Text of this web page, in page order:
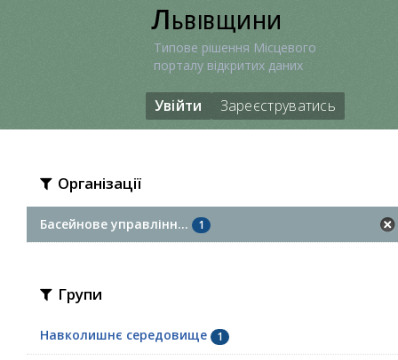
Львівщини
Типове рішення Місцевого
порталу відкритих даних
Увійти Зареєструватись
Організації
Басейнове управлінн... 1
Групи
Навколишнє середовище 1